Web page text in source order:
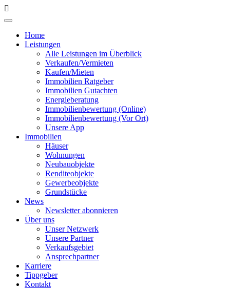
Home
Leistungen
Alle Leistungen im Überblick
Verkaufen/Vermieten
Kaufen/Mieten
Immobilien Ratgeber
Immobilien Gutachten
Energieberatung
Immobilienbewertung (Online)
Immobilienbewertung (Vor Ort)
Unsere App
Immobilien
Häuser
Wohnungen
Neubauobjekte
Renditeobjekte
Gewerbeobjekte
Grundstücke
News
Newsletter abonnieren
Über uns
Unser Netzwerk
Unsere Partner
Verkaufsgebiet
Ansprechpartner
Karriere
Tippgeber
Kontakt